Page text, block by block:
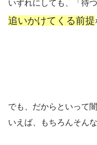
いずれにしても、「待
追いかけてくる前提
でも、だからといって
いえば、もちろんそん